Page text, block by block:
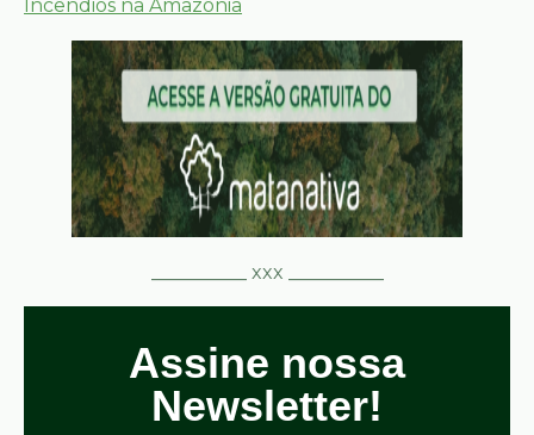
Incêndios na Amazônia
__________ xxx __________
Assine nossa
Newsletter!